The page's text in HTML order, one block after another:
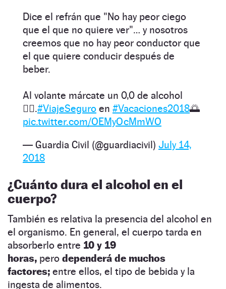
Dice el refrán que "No hay peor ciego
que el que no quiere ver"… y nosotros
creemos que no hay peor conductor que
el que quiere conducir después de
beber.
Al volante márcate un 0,0 de alcohol
👌🏻.#ViajeSeguro en #Vacaciones2018🌅
pic.twitter.com/OEMyOcMmWO
— Guardia Civil (@guardiacivil) July 14,
2018
¿Cuánto dura el alcohol en el
cuerpo?
También es relativa la presencia del alcohol en
el organismo. En general, el cuerpo tarda en
absorberlo entre 10 y 19
horas, pero dependerá de muchos
factores; entre ellos, el tipo de bebida y la
ingesta de alimentos.